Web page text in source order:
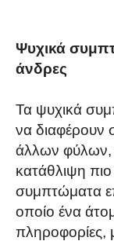
Ψυχικά
άνδρες
Τα ψυχικά
να διαφέρουν
άλλων φύλων,
κατάθλιψη
συμπτώματα
οποίο ένα
πληροφορίες,